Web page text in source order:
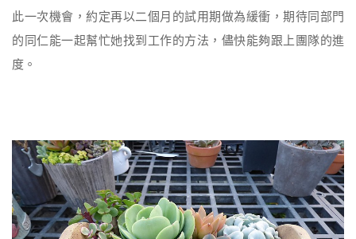
此一次機會，約定再以二個月的試用期做為緩衝，期待同部門
的同仁能一起幫忙她找到工作的方法，儘快能夠跟上團隊的進
度。